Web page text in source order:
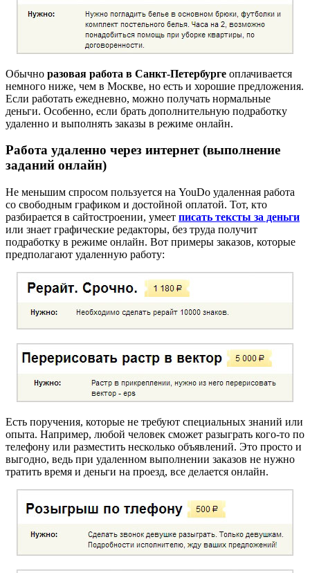
Обычно разовая работа в Санкт-Петербурге оплачивается
немного ниже, чем в Москве, но есть и хорошие предложения.
Если работать ежедневно, можно получать нормальные
деньги. Особенно, если брать дополнительную подработку
удаленно и выполнять заказы в режиме онлайн.
Работа удаленно через интернет (выполнение
заданий онлайн)
Не меньшим спросом пользуется на YouDo удаленная работа
со свободным графиком и достойной оплатой. Тот, кто
разбирается в сайтостроении, умеет писать тексты за деньги
или знает графические редакторы, без труда получит
подработку в режиме онлайн. Вот примеры заказов, которые
предполагают удаленную работу:
Есть поручения, которые не требуют специальных знаний или
опыта. Например, любой человек сможет разыграть кого-то по
телефону или разместить несколько объявлений. Это просто и
выгодно, ведь при удаленном выполнении заказов не нужно
тратить время и деньги на проезд, все делается онлайн.